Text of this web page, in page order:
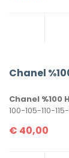
Chanel
Chanel %100
€ 40,00